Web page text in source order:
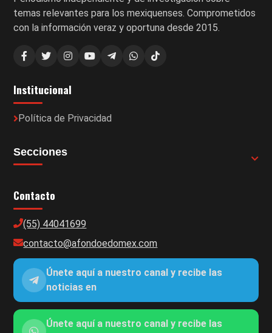
temas relevantes para los mexiquenses. Comprometidos
con la información veraz y oportuna desde 2015.
Institucional
Política de Privacidad
Secciones
Contacto
(55) 44041699
contacto@afondoedomex.com
Únete aquí a nuestro canal y recibe las
noticias en
Únete aquí a nuestro canal y recibe las